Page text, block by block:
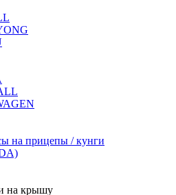
на прицепы / кунги
на крышу